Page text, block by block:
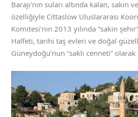
Barajı’nın suları altında kalan, sakin
özelliğiyle Cittaslow Uluslararası
Komitesi’nin 2013 yılında “sakin
Halfeti, tarihi taş evleri ve doğal
Güneydoğu’nun “saklı cenneti”